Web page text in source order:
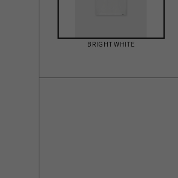
BRIGHT WHITE